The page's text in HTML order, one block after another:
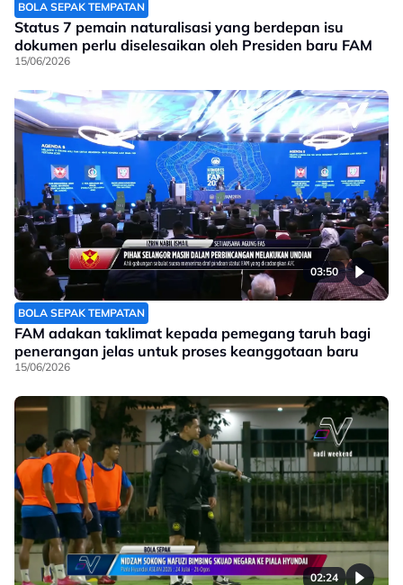
BOLA SEPAK TEMPATAN
Status 7 pemain naturalisasi yang berdepan isu
dokumen perlu diselesaikan oleh Presiden baru FAM
15/06/2026
03:50
BOLA SEPAK TEMPATAN
FAM adakan taklimat kepada pemegang taruh bagi
penerangan jelas untuk proses keanggotaan baru
15/06/2026
02:24